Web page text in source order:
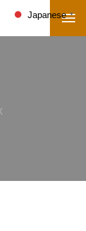
Japanese ▼